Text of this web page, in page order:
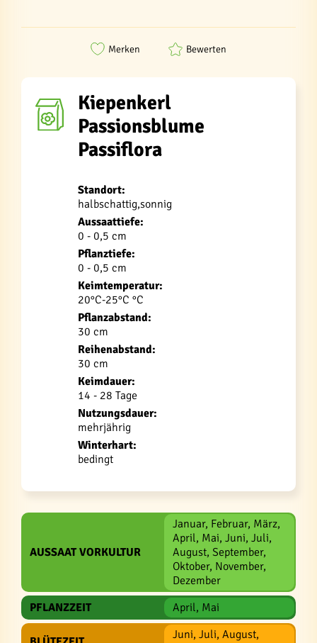
Merken Bewerten
Kiepenkerl
Passionsblume
Passiflora
Standort:
halbschattig,sonnig
Aussaattiefe:
0 - 0,5 cm
Pflanztiefe:
0 - 0,5 cm
Keimtemperatur:
20°C-25°C °C
Pflanzabstand:
30 cm
Reihenabstand:
30 cm
Keimdauer:
14 - 28 Tage
Nutzungsdauer:
mehrjährig
Winterhart:
bedingt
AUSSAAT VORKULTUR
Januar, Februar, März,
April, Mai, Juni, Juli,
August, September,
Oktober, November,
Dezember
PFLANZZEIT
April, Mai
Juni, Juli, August,